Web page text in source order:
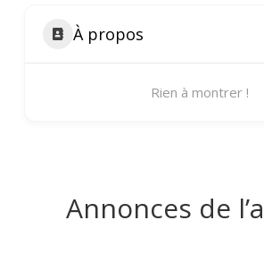
À propos
Rien à montrer !
Annonces de